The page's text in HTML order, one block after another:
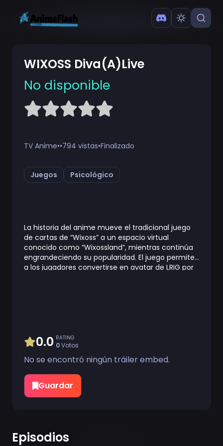
WIXOSS Diva(A)Live
No disponible
TV Anime••794 vistas•Finalizado
Juegos Psicológico
La historia del anime mueve el tradicional juego
de cartas de “Wixoss” a un espacio virtual
conocido como “Wixossland”, mientras continúa
engrandeciendo su popularidad. El juego permite
a los jugadores convertirse en avatar de LRIG por
0.0 RATING
0Votos
No se encontró ningún tráiler embed.
Guardar
Episodios